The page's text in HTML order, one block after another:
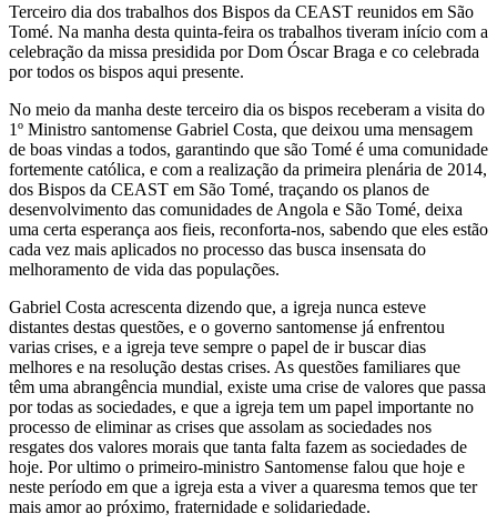
Terceiro dia dos trabalhos dos Bispos da CEAST reunidos em São
Tomé. Na manha desta quinta-feira os trabalhos tiveram início com a
celebração da missa presidida por Dom Óscar Braga e co celebrada
por todos os bispos aqui presente.
No meio da manha deste terceiro dia os bispos receberam a visita do
1º Ministro santomense Gabriel Costa, que deixou uma mensagem
de boas vindas a todos, garantindo que são Tomé é uma comunidade
fortemente católica, e com a realização da primeira plenária de 2014,
dos Bispos da CEAST em São Tomé, traçando os planos de
desenvolvimento das comunidades de Angola e São Tomé, deixa
uma certa esperança aos fieis, reconforta-nos, sabendo que eles estão
cada vez mais aplicados no processo das busca insensata do
melhoramento de vida das populações.
Gabriel Costa acrescenta dizendo que, a igreja nunca esteve
distantes destas questões, e o governo santomense já enfrentou
varias crises, e a igreja teve sempre o papel de ir buscar dias
melhores e na resolução destas crises. As questões familiares que
têm uma abrangência mundial, existe uma crise de valores que passa
por todas as sociedades, e que a igreja tem um papel importante no
processo de eliminar as crises que assolam as sociedades nos
resgates dos valores morais que tanta falta fazem as sociedades de
hoje. Por ultimo o primeiro-ministro Santomense falou que hoje e
neste período em que a igreja esta a viver a quaresma temos que ter
mais amor ao próximo, fraternidade e solidariedade.